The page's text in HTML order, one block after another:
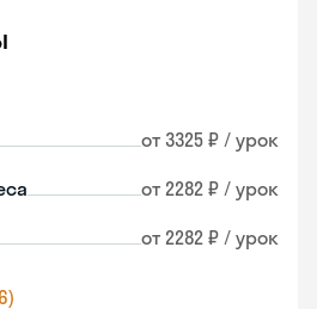
от 3325 ₽ / урок
от 2282 ₽ / урок
от 2282 ₽ / урок